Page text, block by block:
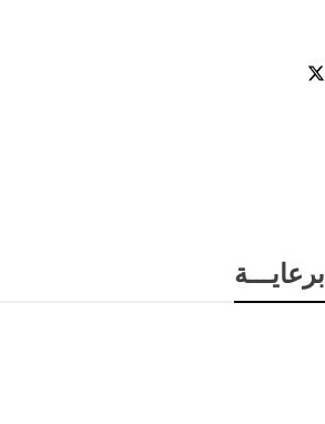
برعايـــة